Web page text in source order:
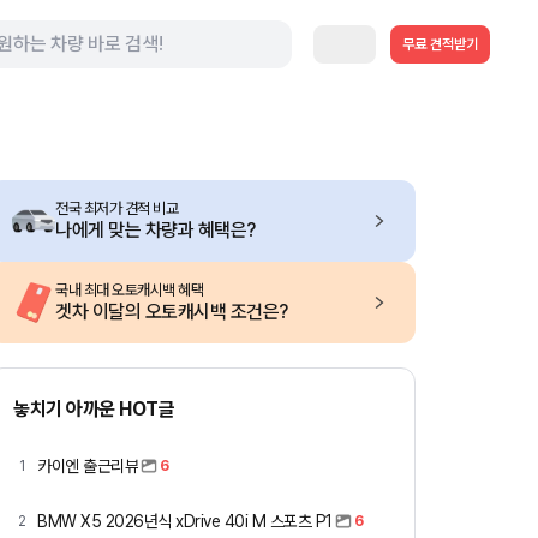
무료 견적받기
전국 최저가 견적 비교
나에게 맞는 차량과 혜택은?
국내 최대 오토캐시백 혜택
겟차 이달의 오토캐시백 조건은?
놓치기 아까운 HOT글
1 카이엔 출근리뷰 6
2 BMW X5 2026년식 xDrive 40i M 스포츠 P1 6